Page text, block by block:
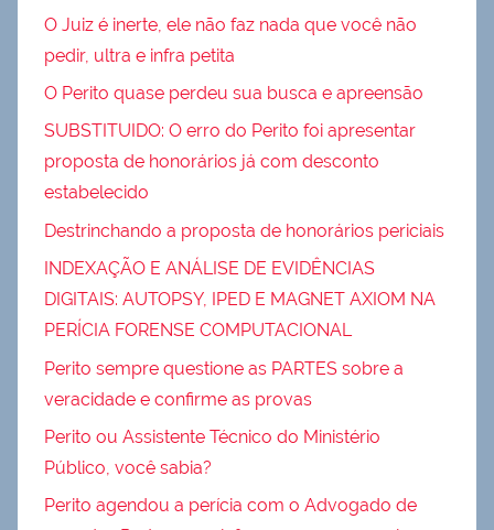
O Juiz é inerte, ele não faz nada que você não
pedir, ultra e infra petita
O Perito quase perdeu sua busca e apreensão
SUBSTITUIDO: O erro do Perito foi apresentar
proposta de honorários já com desconto
estabelecido
Destrinchando a proposta de honorários periciais
INDEXAÇÃO E ANÁLISE DE EVIDÊNCIAS
DIGITAIS: AUTOPSY, IPED E MAGNET AXIOM NA
PERÍCIA FORENSE COMPUTACIONAL
Perito sempre questione as PARTES sobre a
veracidade e confirme as provas
Perito ou Assistente Técnico do Ministério
Público, você sabia?
Perito agendou a perícia com o Advogado de